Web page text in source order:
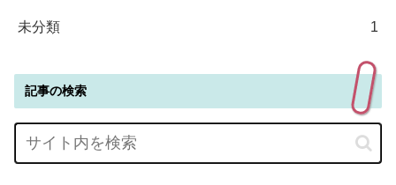
未分類 1
記事の検索